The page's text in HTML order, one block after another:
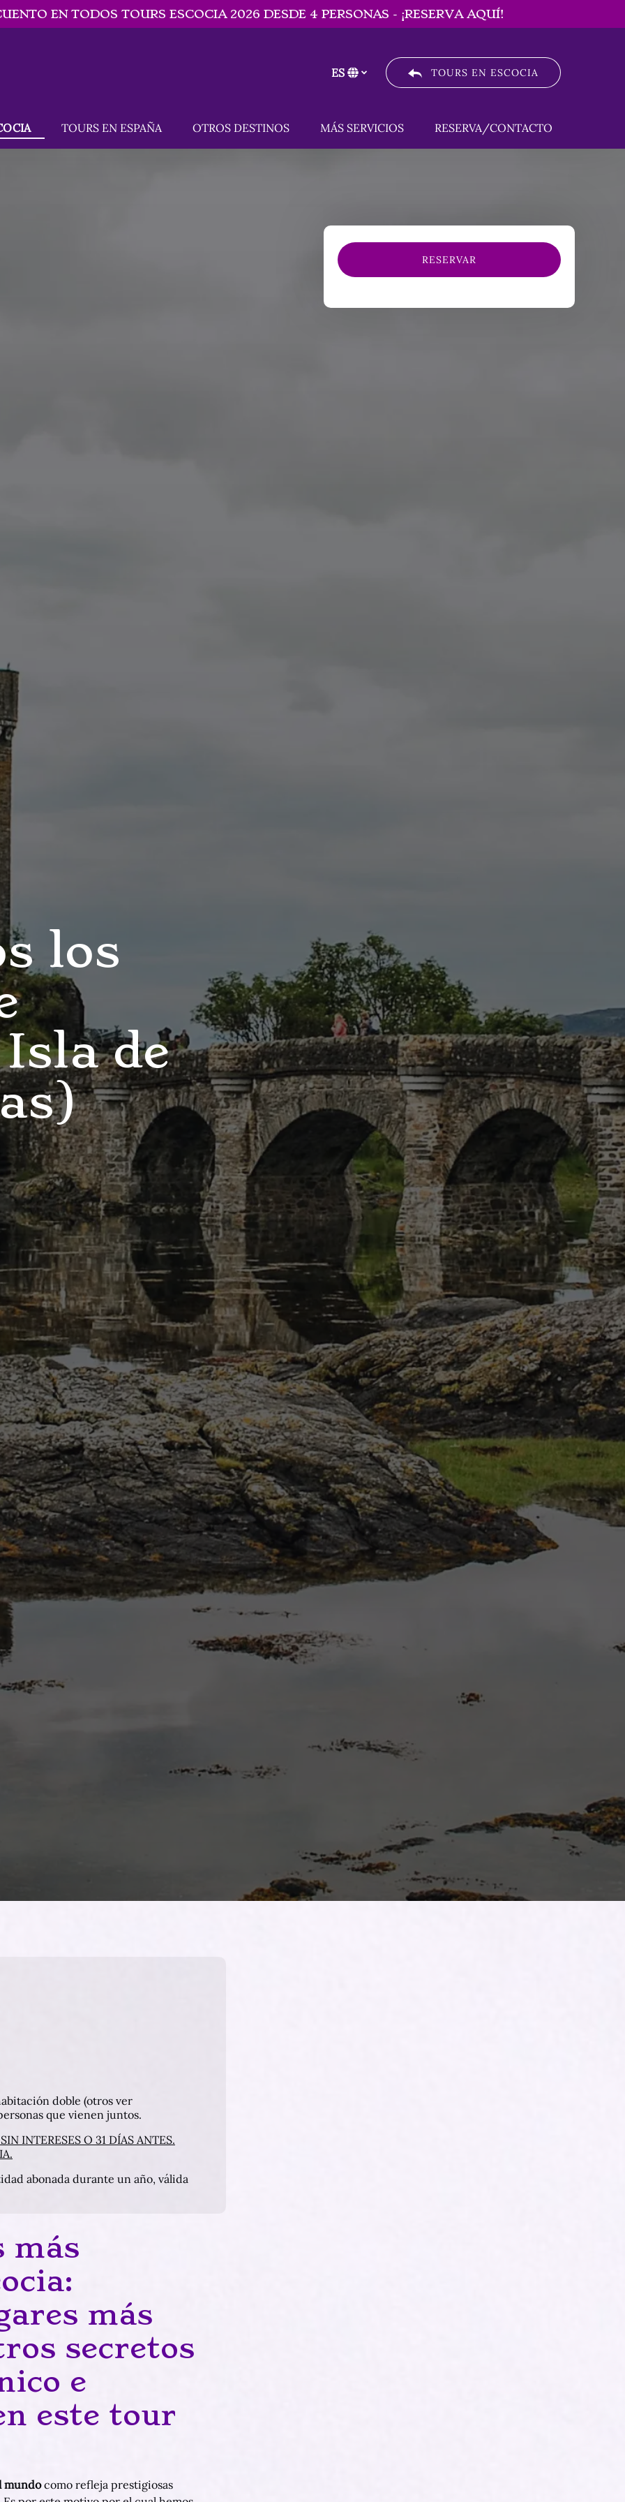
EN TODOS TOURS ESCOCIA 2026 DESDE 4 PERSONAS - ¡RESERVA AQUÍ!
TOURS EN ESPAÑA
Open TOURS EN ESPAÑA
Menu
OTROS DESTINOS
Menu
MÁS SERVICIOS
Open MÁS SERVICIOS
Menu
RESERVA/CONTACTO
Selecciona
ES TOURS EN ESCOCIA
los
de
RESERVAR
doble (otros ver
que vienen juntos.
INTERESES O 31 DÍAS ANTES.
abonada durante un año, válida
más
más
secretos
e
este tour
mundocomo refleja prestigiosas